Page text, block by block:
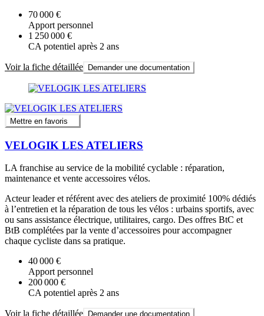
70 000 €
Apport personnel
1 250 000 €
CA potentiel après 2 ans
Voir la fiche détaillée Demander une documentation
Mettre en favoris
VELOGIK LES ATELIERS
LA franchise au service de la mobilité cyclable : réparation,
maintenance et vente accessoires vélos.
Acteur leader et référent avec des ateliers de proximité 100% dédiés
à l’entretien et la réparation de tous les vélos : urbains sportifs, avec
ou sans assistance électrique, utilitaires, cargo. Des offres BtC et
BtB complétées par la vente d’accessoires pour accompagner
chaque cycliste dans sa pratique.
40 000 €
Apport personnel
200 000 €
CA potentiel après 2 ans
Voir la fiche détaillée Demander une documentation